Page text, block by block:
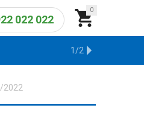
0

022 022
KHO HÀNG CŨ
1/2
2022